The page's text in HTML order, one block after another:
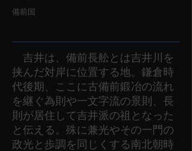
備前国
吉井は、備前長舩とは吉井川を
挟んだ対岸に位置する地。鎌倉時
代後期、ここに古備前鍛冶の流れ
を継ぐ為則や一文字流の景則、長
則が居住して吉井派の祖となった
と伝える。殊に兼光やその一門の
政光と歩調を同じくする南北朝時